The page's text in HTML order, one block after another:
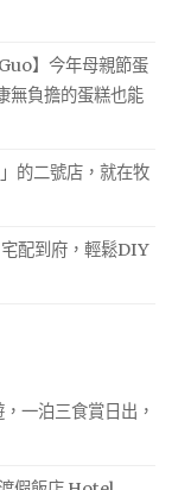
】今年母親節蛋
無負擔的蛋糕也能
的二號店，就在牧
配到府，輕鬆DIY
一泊三食賞日出，